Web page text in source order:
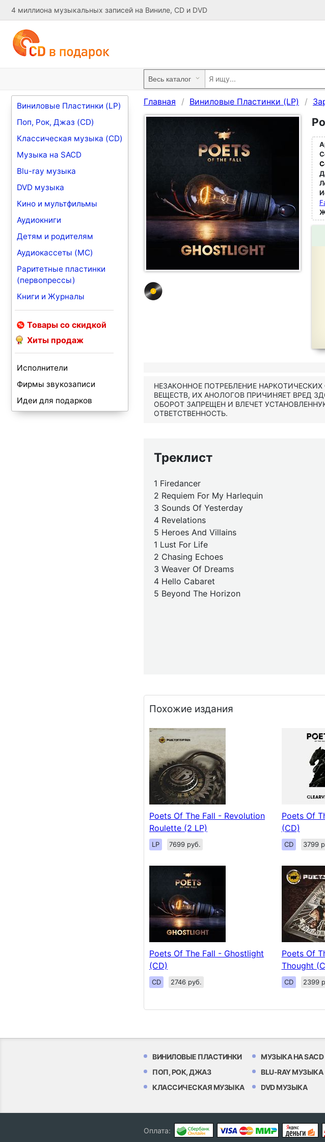
4 миллиона музыкальных записей на Виниле, CD и DVD
Виниловые Пластинки (LP)
Поп, Рок, Джаз (CD)
Классическая музыка (CD)
Музыка на SACD
Blu-ray музыка
DVD музыка
Кино и мультфильмы
Аудиокниги
Детям и родителям
Аудиокассеты (MC)
Раритетные пластинки
(первопрессы)
Книги и Журналы
Товары со скидкой
Хиты продаж
Исполнители
Фирмы звукозаписи
Идеи для подарков
Главная Виниловые Пластинки (LP)
НЕЗАКОННОЕ ПОТРЕБЛЕНИЕ
ВЕЩЕСТВ, ИХ АНОЛОГОВ ПРИЧИНЯЕТ ВРЕД
ОБОРОТ ЗАПРЕЩЕН И ВЛЕЧЕТ
ОТВЕТСТВЕННОСТЬ.
Треклист
1 Firedancer
2 Requiem For My Harlequin
3 Sounds Of Yesterday
4 Revelations
5 Heroes And Villains
1 Lust For Life
2 Chasing Echoes
3 Weaver Of Dreams
4 Hello Cabaret
5 Beyond The Horizon
Похожие издания
Poets Of The Fall - Revolution
Roulette (2 LP)
LP 7699 руб.
Poets Of
(CD)
CD 3799
Poets Of The Fall - Ghostlight
(CD)
CD 2746 руб.
Poets Of
Thought
CD 2399
ВИНИЛОВЫЕ ПЛАСТИНКИ
ПОП, РОК, ДЖАЗ
КЛАССИЧЕСКАЯ МУЗЫКА
МУЗЫКА НА SACD
BLU-RAY МУЗЫКА
DVD МУЗЫКА
Оплата: